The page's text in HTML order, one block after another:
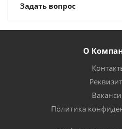
Задать вопрос
О
Политика